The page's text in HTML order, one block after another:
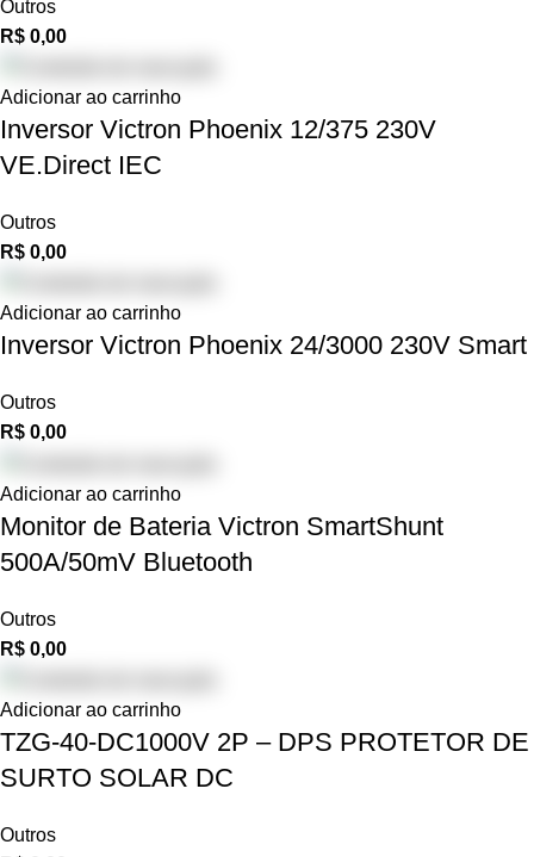
Outros
R$ 0,00
Adicionar ao carrinho
Inversor Victron Phoenix 12/375 230V
VE.Direct IEC
Outros
R$ 0,00
Adicionar ao carrinho
Inversor Victron Phoenix 24/3000 230V Smart
Outros
R$ 0,00
Adicionar ao carrinho
Monitor de Bateria Victron SmartShunt
500A/50mV Bluetooth
Outros
R$ 0,00
Adicionar ao carrinho
TZG-40-DC1000V 2P – DPS PROTETOR DE
SURTO SOLAR DC
Outros